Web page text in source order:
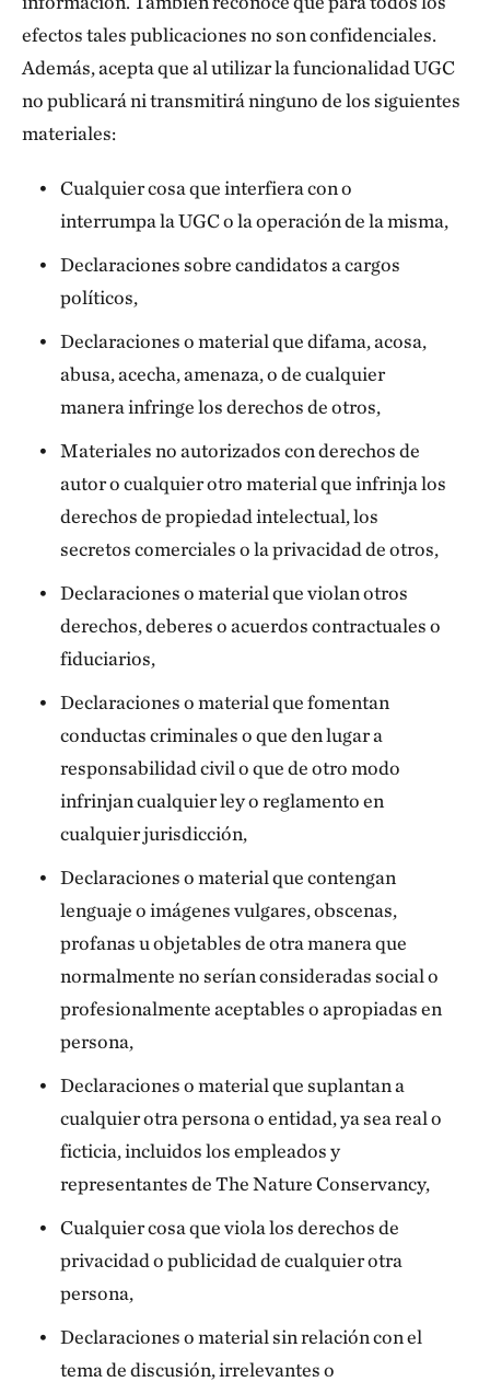
efectos tales publicaciones no son confidenciales.
Además, acepta que al utilizar la funcionalidad UGC
no publicará ni transmitirá ninguno de los siguientes
materiales:
Cualquier cosa que interfiera con o
interrumpa la UGC o la operación de la misma,
Declaraciones sobre candidatos a cargos
políticos,
Declaraciones o material que difama, acosa,
abusa, acecha, amenaza, o de cualquier
manera infringe los derechos de otros,
Materiales no autorizados con derechos de
autor o cualquier otro material que infrinja los
derechos de propiedad intelectual, los
secretos comerciales o la privacidad de otros,
Declaraciones o material que violan otros
derechos, deberes o acuerdos contractuales o
fiduciarios,
Declaraciones o material que fomentan
conductas criminales o que den lugar a
responsabilidad civil o que de otro modo
infrinjan cualquier ley o reglamento en
cualquier jurisdicción,
Declaraciones o material que contengan
lenguaje o imágenes vulgares, obscenas,
profanas u objetables de otra manera que
normalmente no serían consideradas social o
profesionalmente aceptables o apropiadas en
persona,
Declaraciones o material que suplantan a
cualquier otra persona o entidad, ya sea real o
ficticia, incluidos los empleados y
representantes de The Nature Conservancy,
Cualquier cosa que viola los derechos de
privacidad o publicidad de cualquier otra
persona,
Declaraciones o material sin relación con el
tema de discusión, irrelevantes o